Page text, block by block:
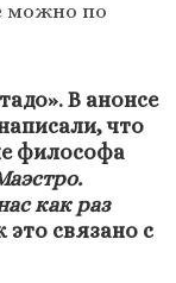
можно по
В анонсе
что
философа
как раз
это связано с